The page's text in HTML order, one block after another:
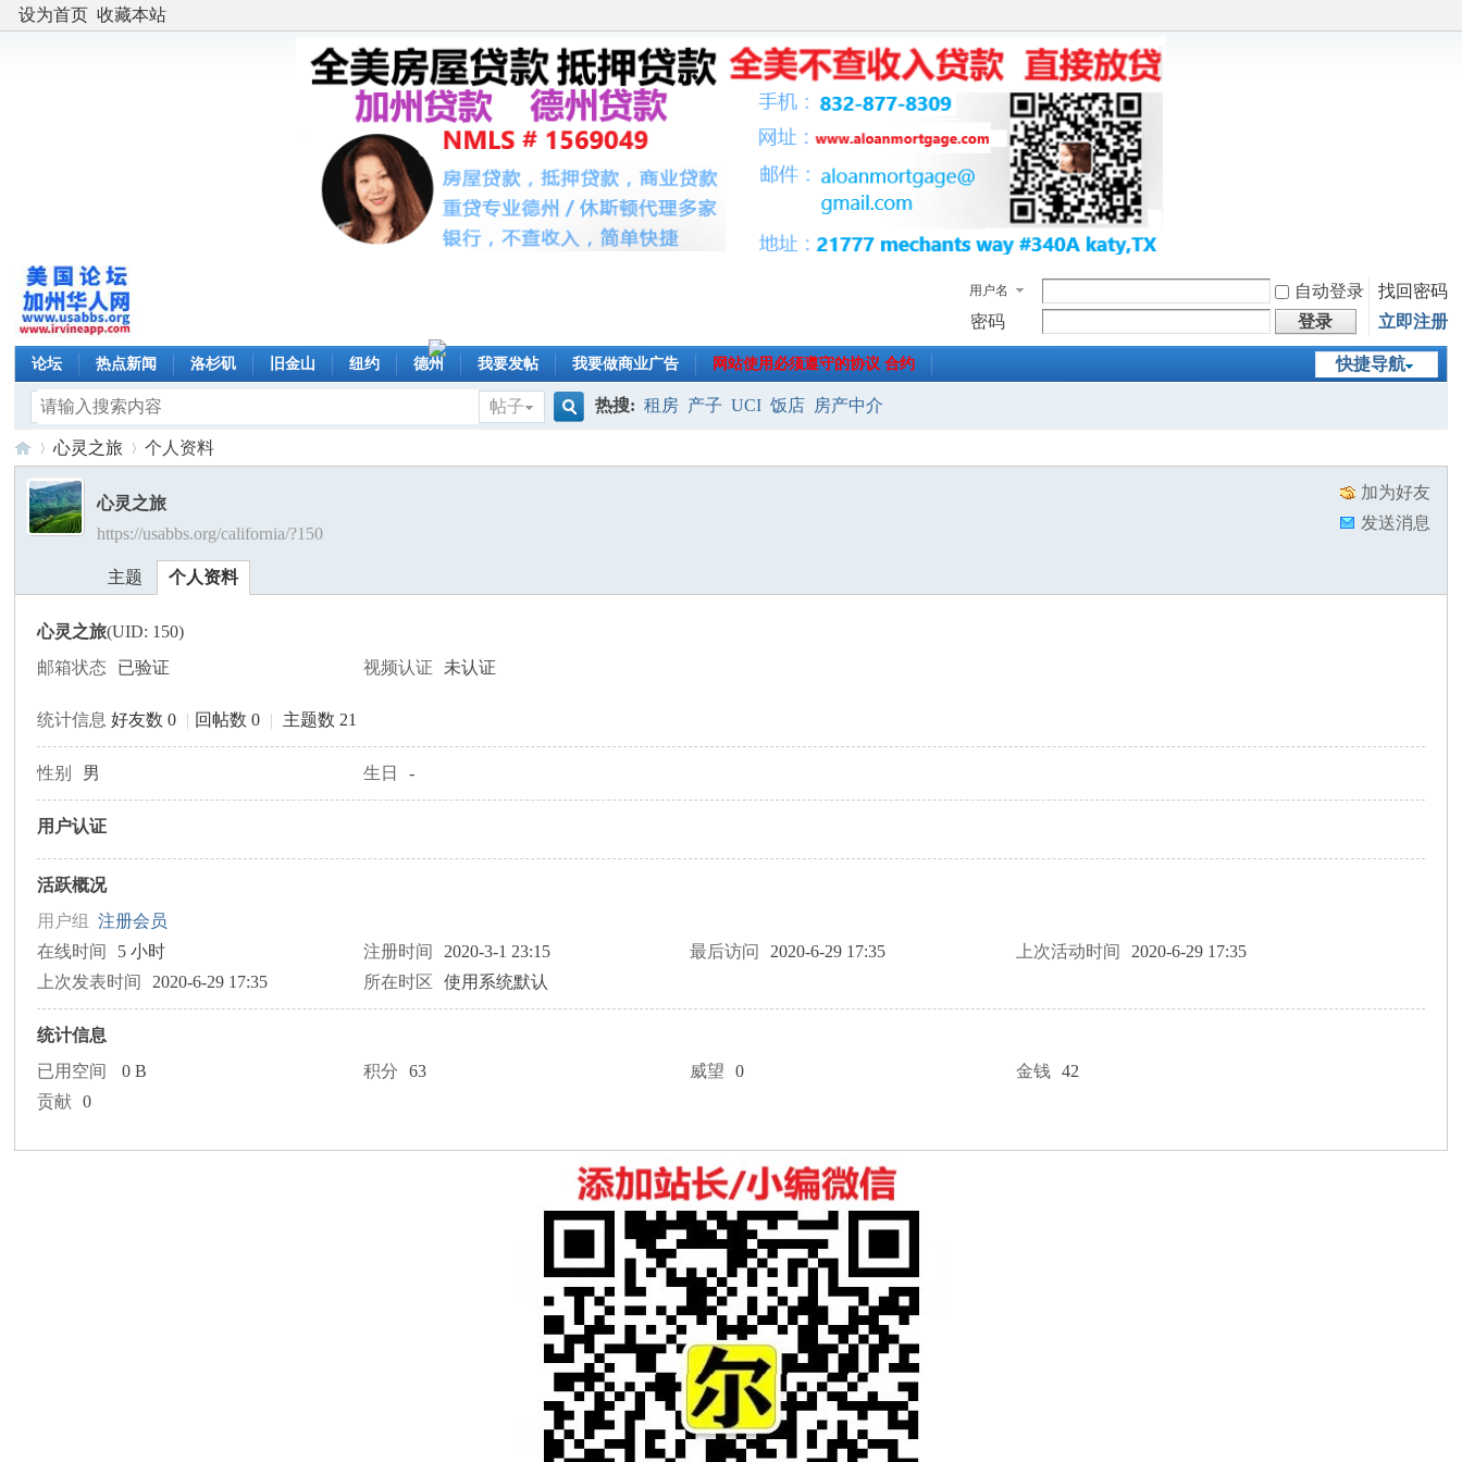
设为首页 收藏本站
用户名 自动登录
找回密码
密码
登录 立即注册
快捷导航
论坛 热点新闻 洛杉矶 旧金山 纽约 德州 我要发帖 我要做商业广告 网站使用必须遵守的协议 合约
帖子
热搜: 租房 产子 UCI 饭店 房产中介
美›
心灵之旅
›
个人资料
加为好友
发送消息
心灵之旅
https://usabbs.org/california/?150
主题 个人资料
心灵之旅(UID: 150)
邮箱状态
已验证 视频认证 未认证
统计信息 好友数 0 | 回帖数 0 | 主题数 21
性别 男 生日 -
用户认证
活跃概况
用户组注册会员
在线时间
5 小时 注册时间 2020-3-1 23:15 最后访问 2020-6-29 17:35 上次活动时间
2020-6-29 17:35
上次发表时间
2020-6-29 17:35 所在时区 使用系统默认
统计信息
已用空间
0 B 积分 63 威望 0 金钱
42
贡献
0